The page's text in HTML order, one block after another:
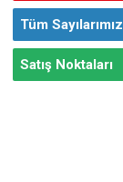
Tüm Sayılarımız
Satış Noktaları